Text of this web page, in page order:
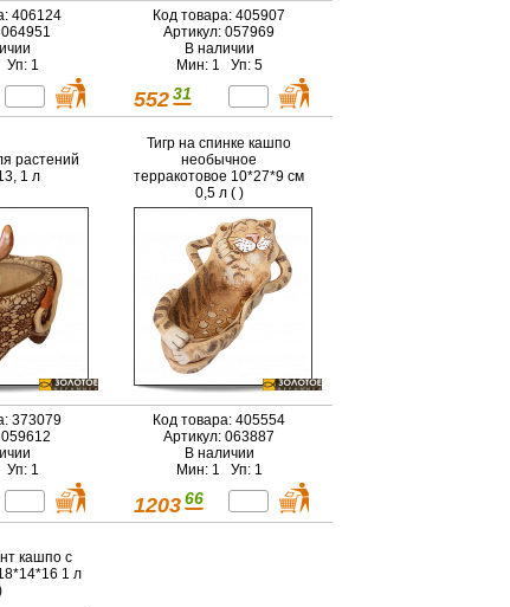
406124
1
Код товара: 405907
Артикул: 057969
В наличии
Мин: 1 Уп: 5
552 31
растений
1 л
373079
1
Тигр на спинке кашпо
необычное
терракотовое 10*27*9 см
0,5 л ( )
Код товара: 405554
Артикул: 063887
В наличии
Мин: 1 Уп: 1
1203 66
кашпо с
1 л